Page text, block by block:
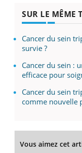
SUR LE MÊME
Cancer du sein
survie ?
Cancer du sein :
efficace pour
Cancer du sein
comme nouvelle
Vous aimez cet